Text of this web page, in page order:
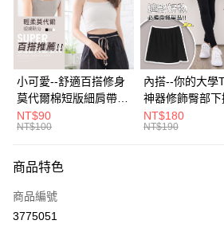
Apple Pay
街口支付
悠遊付
Google Pay
全盈+PAY
大哥付你分期
【大哥付你分期使用說明】
1.本服務由台灣大哥大提供，台灣大哥大用戶可
AFTEE先享後付
小可愛--舒適百搭修身
莫代爾棉短版細肩帶素
色背心(白.黑.灰L-2L)-
U582眼圈熊中大尺碼
NT$90
NT$100
內搭--你的大學
神器修飾臀部下
內搭裙/遮臀裙(
6L)-Q155眼圈熊
NT$180
NT$190
商品特色
商品編號
3775051